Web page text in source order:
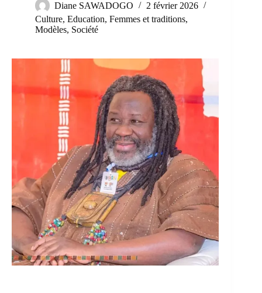
Diane SAWADOGO
2 février 2026
Culture, Education, Femmes et traditions,
Modèles, Société